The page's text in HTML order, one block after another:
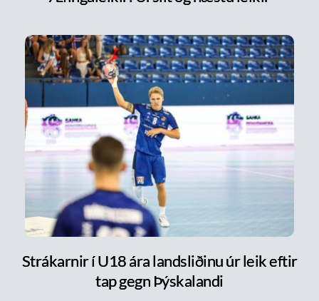
Strákarnir í U18 ára landsliðinu úr leik eftir
tap gegn Þýskalandi